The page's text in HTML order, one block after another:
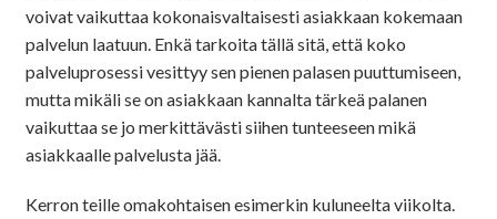
voivat vaikuttaa kokonaisvaltaisesti asiakkaan kokemaan
palvelun laatuun. Enkä tarkoita tällä sitä, että koko
palveluprosessi vesittyy sen pienen palasen puuttumiseen,
mutta mikäli se on asiakkaan kannalta tärkeä palanen
vaikuttaa se jo merkittävästi siihen tunteeseen mikä
asiakkaalle palvelusta jää.
Kerron teille omakohtaisen esimerkin kuluneelta viikolta.